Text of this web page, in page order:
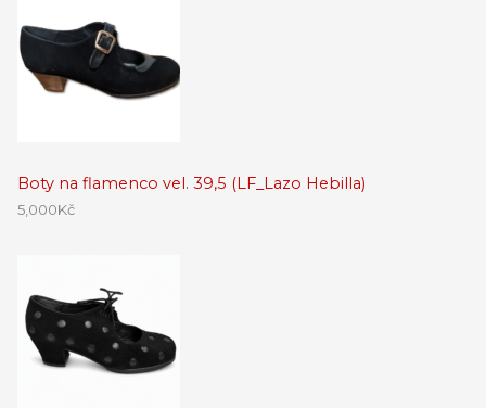
Boty na flamenco vel. 39,5 (LF_Lazo Hebilla)
5,000Kč